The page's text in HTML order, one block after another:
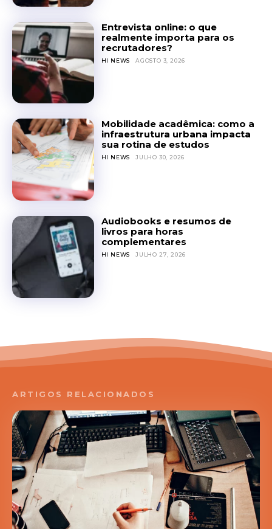
Entrevista online: o que
realmente importa para os
recrutadores?
HI NEWS AGOSTO 3, 2026
Mobilidade acadêmica: como a
infraestrutura urbana impacta
sua rotina de estudos
HI NEWS JULHO 30, 2026
Audiobooks e resumos de
livros para horas
complementares
HI NEWS JULHO 27, 2026
ARTIGOS RELACIONADOS